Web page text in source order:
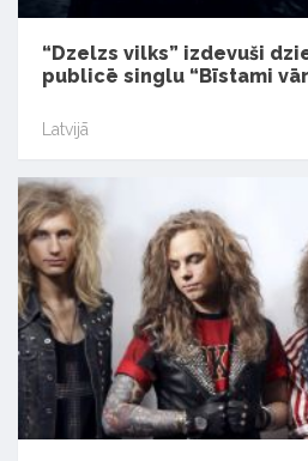
“Dzelzs vilks” izdevuši
publicē singlu “Bīstami
Latvijā